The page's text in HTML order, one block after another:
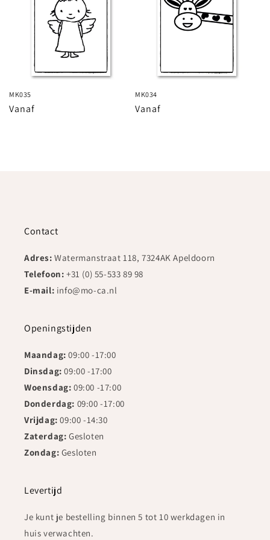
MK035
Normale
Vanaf
MK034
Normale
Vanaf
Contact
Adres:Watermanstraat 118, 7324AK Apeldoorn
Telefoon: +31 (0) 55-533 89 98
E-mail: info@mo-ca.nl
Openingstijden
Maandag: 09:00 -17:00
Dinsdag:09:00 -17:00
Woensdag: 09:00 -17:00
Donderdag: 09:00 -17:00
Vrijdag: 09:00 -14:30
Zaterdag: Gesloten
Zondag: Gesloten
Levertijd
Je kunt je bestelling binnen 5 tot 10 werkdagen in
huis verwachten.